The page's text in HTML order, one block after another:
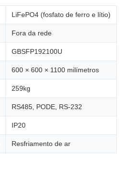
LiFePO4 (fosfato de ferro e lítio)
Fora da rede
GBSFP192100U
600 × 600 × 1100 milímetros
259kg
RS485, PODE, RS-232
IP20
Resfriamento de ar